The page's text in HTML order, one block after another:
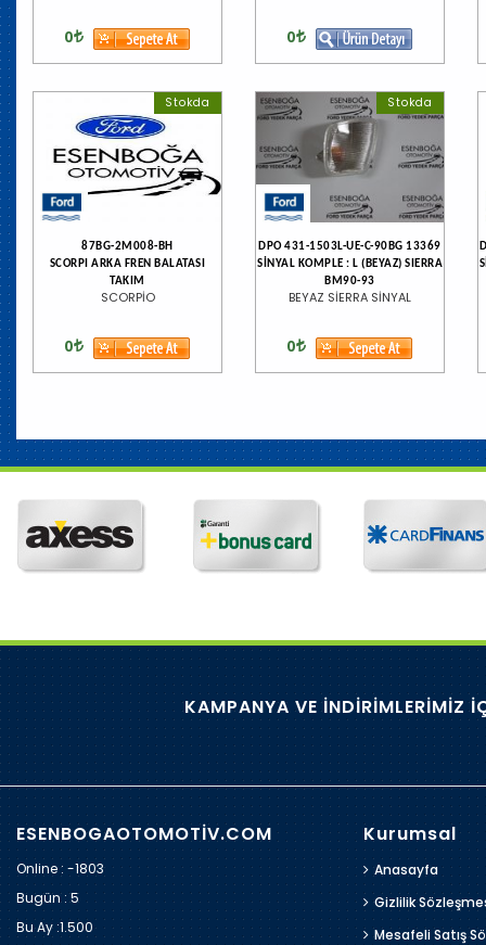
0 0
Stokda
87BG-2M008-BH
SCORPI ARKA FREN BALATASI
TAKIM
SCORPİO
0
Stokda
DPO 431-1503L-UE-C-90BG 13369
SİNYAL KOMPLE : L (BEYAZ) SIERRA
BM90-93
BEYAZ SİERRA SİNYAL
0
KAMPANYA VE İNDİRİMLERİMİZ
ESENBOGAOTOMOTİV.COM
Online : -1803
Bugün :5
Bu Ay :1.500
Kurumsal
Anasayfa
Gizlilik
Mesafeli Satış